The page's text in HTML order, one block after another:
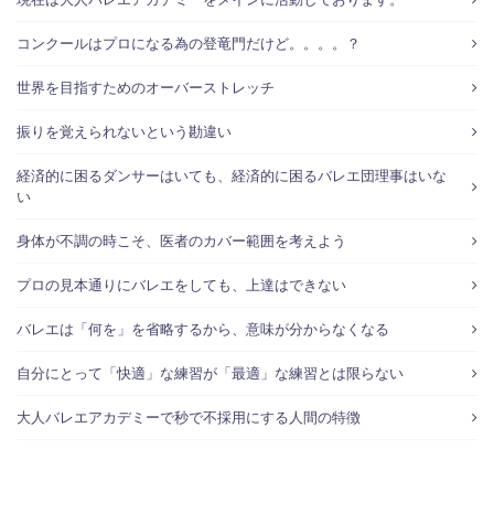
コンクールはプロになる為の登竜門だけど。。。。？
世界を目指すためのオーバーストレッチ
振りを覚えられないという勘違い
経済的に困るダンサーはいても、経済的に困るバレエ団理事はいな
い
身体が不調の時こそ、医者のカバー範囲を考えよう
プロの見本通りにバレエをしても、上達はできない
バレエは「何を」を省略するから、意味が分からなくなる
自分にとって「快適」な練習が「最適」な練習とは限らない
大人バレエアカデミーで秒で不採用にする人間の特徴